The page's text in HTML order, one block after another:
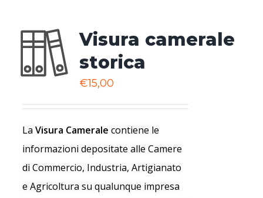
Visura camerale
storica
€15,00
La Visura Camerale contiene le
informazioni depositate alle Camere
di Commercio, Industria, Artigianato
e Agricoltura su qualunque impresa